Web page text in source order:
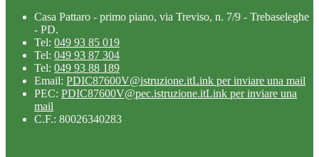
Casa Pattaro - primo piano, via Treviso, n. 7/9 - Trebaseleghe
- PD.
Tel: 049 93 85 019
Tel: 049 93 87 304
Tel: 049 93 88 189
Email: PDIC87600V@istruzione.itLink per inviare una mail
PEC: PDIC87600V@pec.istruzione.itLink per inviare una
mail
C.F.: 80026340283